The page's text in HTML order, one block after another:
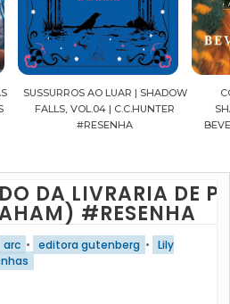
SUSSURROS AO LUAR | SHADOW
FALLS, VOL.04 | C.C.HUNTER
#RESENHA
DA LIVRARIA DE
#RESENHA
arc • editora gutenberg • Lily